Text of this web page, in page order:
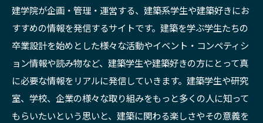
建学院が企画・管理・運営する、建築系学生や建築好きにお
すすめの情報を発信するサイトです。建築を学ぶ学生たちの
卒業設計を始めとした様々な活動やイベント・コンペティシ
ョン情報や読み物など、建築学生や建築好きの方にとって真
に必要な情報をリアルに発信していきます。建築学生や研究
室、学校、企業の様々な取り組みをもっと多くの人に知って
もらいたいという思いと、建築に関わる楽しさやその意義を